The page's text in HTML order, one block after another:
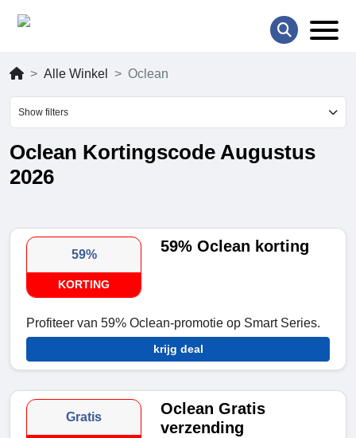
Alle Winkel Oclean
Show filters
Oclean Kortingscode Augustus
2026
59%
KORTING
59% Oclean korting
Profiteer van 59% Oclean-promotie op Smart Series.
krijg deal
Gratis
Oclean Gratis
verzending